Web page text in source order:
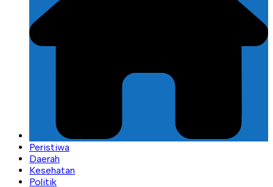
Peristiwa
Daerah
Kesehatan
Politik